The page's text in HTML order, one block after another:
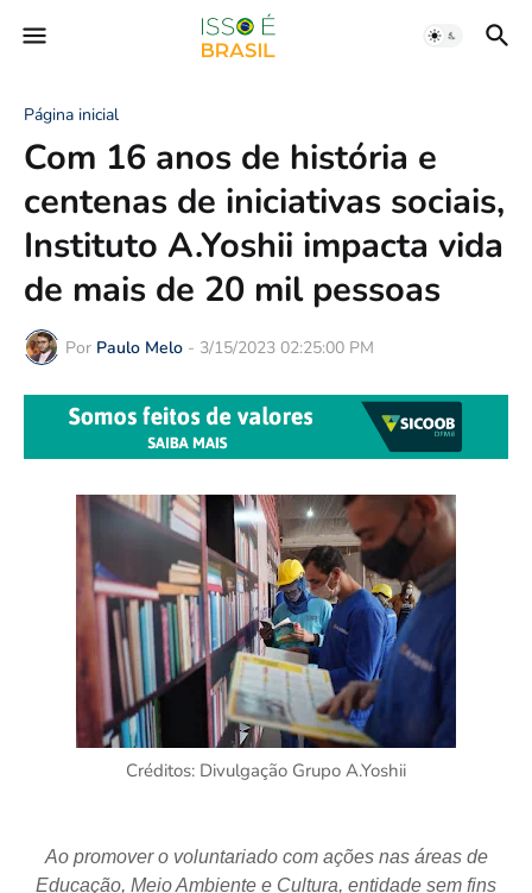
Página inicial
Com 16 anos de história e
centenas de iniciativas sociais,
Instituto A.Yoshii impacta vida
de mais de 20 mil pessoas
Por Paulo Melo - 3/15/2023 02:25:00 PM
Créditos: Divulgação Grupo A.Yoshii
Ao promover o voluntariado com ações nas áreas de
Educação, Meio Ambiente e Cultura, entidade sem fins